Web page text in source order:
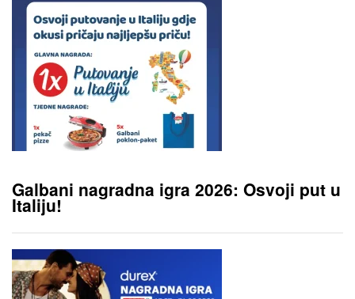
Galbani nagradna igra 2026: Osvoji put u
Italiju!